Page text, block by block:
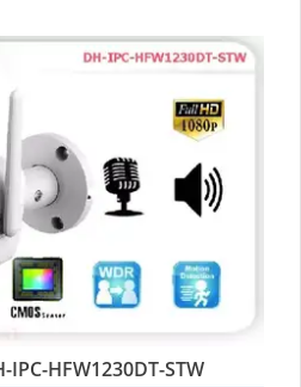
IPC-HFW1230DT-STW